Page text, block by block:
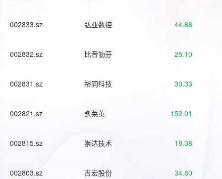
002833.sz 弘亚数控 44.88
002832.sz 比音勒芬 25.10
002831.sz 裕同科技 30.33
002821.sz 凯莱英 152.01
002815.sz 崇达技术 18.38
002803.sz 吉宏股份 34.80